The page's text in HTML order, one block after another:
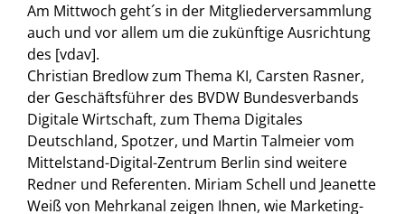
Am Mittwoch geht´s in der Mitgliederversammlung
auch und vor allem um die zukünftige Ausrichtung
des [vdav].
Christian Bredlow zum Thema KI, Carsten Rasner,
der Geschäftsführer des BVDW Bundesverbands
Digitale Wirtschaft, zum Thema Digitales
Deutschland, Spotzer, und Martin Talmeier vom
Mittelstand-Digital-Zentrum Berlin sind weitere
Redner und Referenten. Miriam Schell und Jeanette
Weiß von Mehrkanal zeigen Ihnen, wie Marketing-